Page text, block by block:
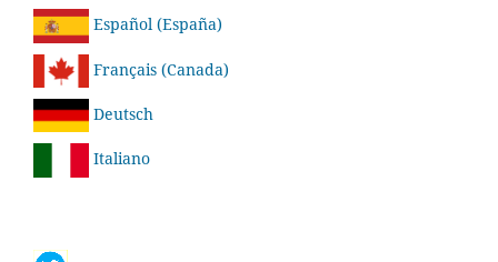
Español (España)
Français (Canada)
Deutsch
Italiano